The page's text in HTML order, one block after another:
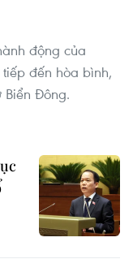
động của
đến hòa bình,
Đông.